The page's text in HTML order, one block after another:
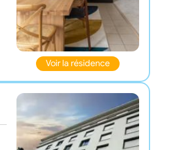
Voir la résidence